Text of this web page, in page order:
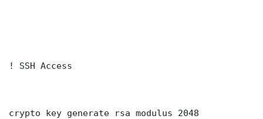
! SSH Access
crypto key generate rsa modulus 2048